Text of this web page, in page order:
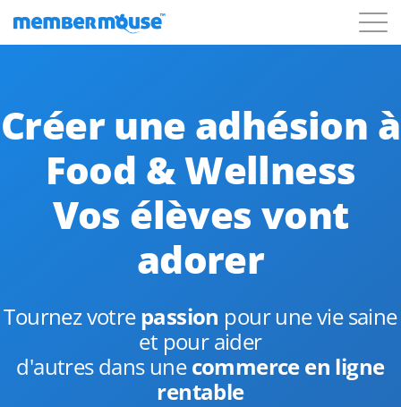
Connexion client
Commencer
Créer une adhésion à
Food & Wellness
Vos élèves vont
adorer
Tournez votrepassion pour une vie saine
et pour aider
d'autres dans unecommerce en ligne
rentable